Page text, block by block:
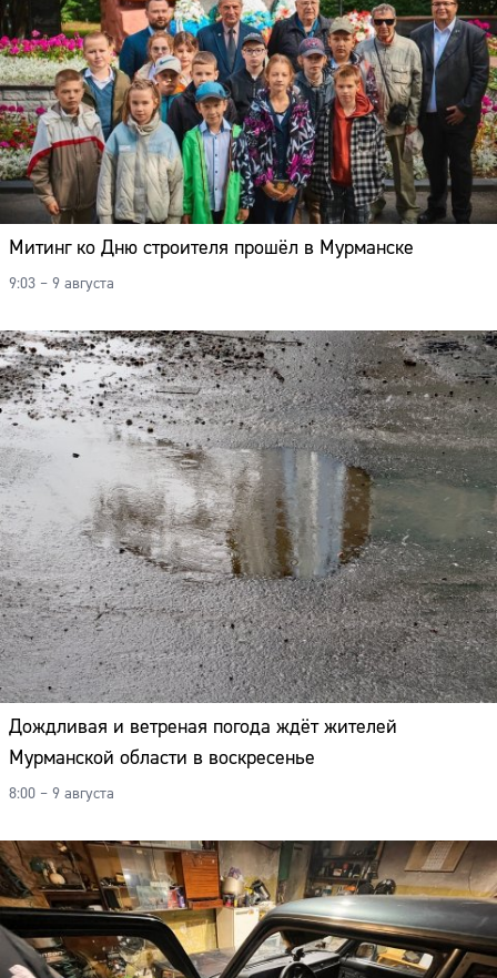
Митинг ко Дню строителя прошёл в Мурманске
9:03 – 9 августа
Дождливая и ветреная погода ждёт жителей
Мурманской области в воскресенье
8:00 – 9 августа